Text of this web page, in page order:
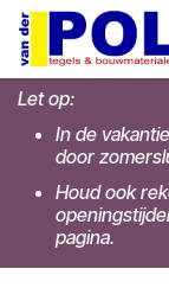
Overslaan naar
Let op:
In de
door
Houd ook
pagina.